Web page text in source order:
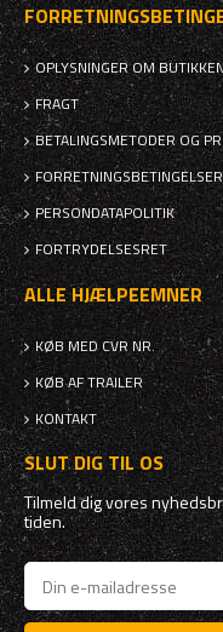
OPLYSNINGER OM
FRAGT
BETALINGSMETODER OG
FORRETNINGSBETINGELSER
PERSONDATAPOLITIK
FORTRYDELSESRET
ALLE HJÆLPEEMNER
KØB MED CVR NR.
KØB AF TRAILER
KONTAKT
SLUT DIG TIL OS
Tilmeld dig vores
tiden.